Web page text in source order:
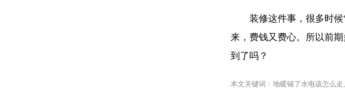
装修这件事，很多时
来，费钱又费心。所以前
到了吗？
本文关键词： 地暖铺了水电该怎么走,